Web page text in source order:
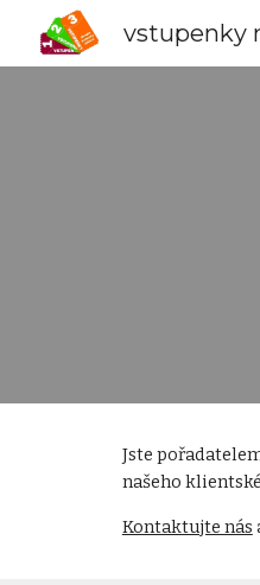
vstupenky
Jste
našeho
Kontaktujte nás